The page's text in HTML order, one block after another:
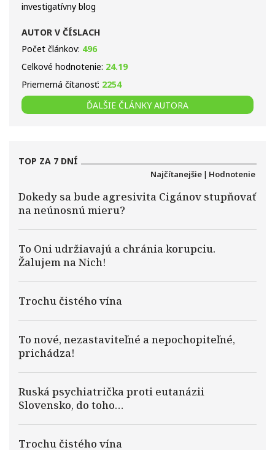
investigatívny blog
AUTOR V ČÍSLACH
Počet článkov: 496
Celkové hodnotenie: 24.19
Priemerná čítanosť: 2254
ĎALŠIE ČLÁNKY AUTORA
TOP ZA 7 DNÍ
Najčítanejšie | Hodnotenie
Dokedy sa bude agresivita Cigánov stupňovať
na neúnosnú mieru?
To Oni udržiavajú a chránia korupciu.
Žalujem na Nich!
Trochu čistého vína
To nové, nezastaviteľné a nepochopiteľné,
prichádza!
Ruská psychiatrička proti eutanázii
Slovensko, do toho…
Trochu čistého vína